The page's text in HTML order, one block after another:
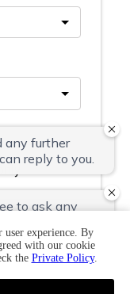
予約が一番お得で
user experience. By
with our cookie
the Private Policy.